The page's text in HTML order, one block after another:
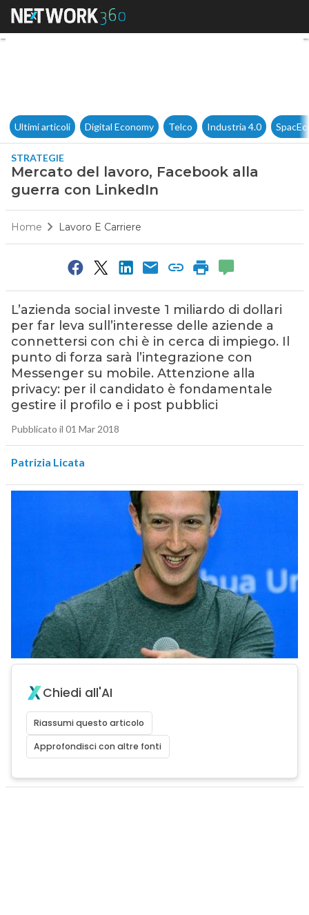
Mercato del lavoro,
Ultimi articoli Digital Economy Telco Industria 4.0
STRATEGIE
Mercato del lavoro, Facebook alla
guerra con LinkedIn
Home Lavoro E Carriere
L’azienda social investe 1 miliardo di dollari
per far leva sull’interesse delle aziende a
connettersi con chi è in cerca di impiego. Il
punto di forza sarà l’integrazione con
Messenger su mobile. Attenzione alla
privacy: per il candidato è fondamentale
gestire il profilo e i post pubblici
Pubblicato il 01 Mar 2018
Patrizia Licata
Chiedi all'AI
Riassumi questo articolo
Approfondisci con altre fonti